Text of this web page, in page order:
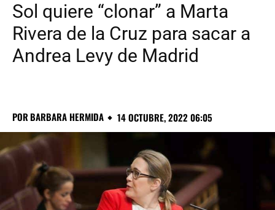
Sol quiere “clonar” a Marta
Rivera de la Cruz para sacar a
Andrea Levy de Madrid
POR BARBARA HERMIDA 14 OCTUBRE, 2022 06:05